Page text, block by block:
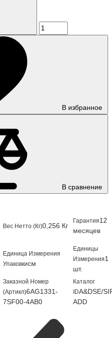
В избранное
В сравнение
Вес Нетто (Кг)0,256 Кг
Гарантия12
месяцев
Единица Измерения
Упаковкисм
Единицы
Измерения1
шт.
Заказной Номер
(Артикл)6AG1331-
7SF00-4AB0
Каталог
IDA&DSE/
ADD